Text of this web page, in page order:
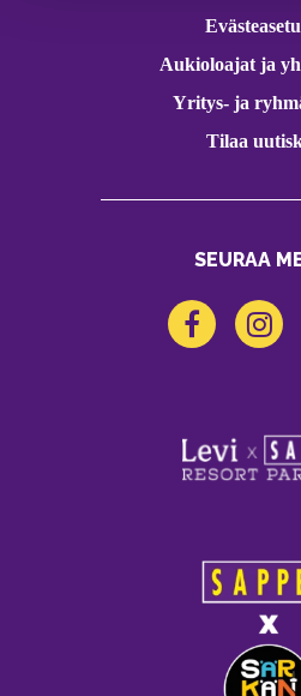
Aukioloajat ja
Yritys- ja
Tilaa
SEURAA